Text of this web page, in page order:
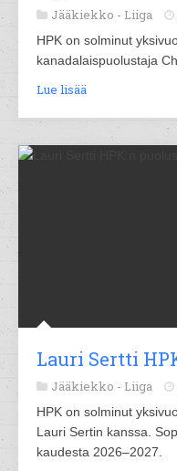
Jääkiekko - Liiga
HPK on solminut
kanadalaispuolustaja
Lue lisää
Lauri Sertti
Jääkiekko - Liiga
HPK on solminut
Lauri Sertin kanssa.
kaudesta 2026–2027.